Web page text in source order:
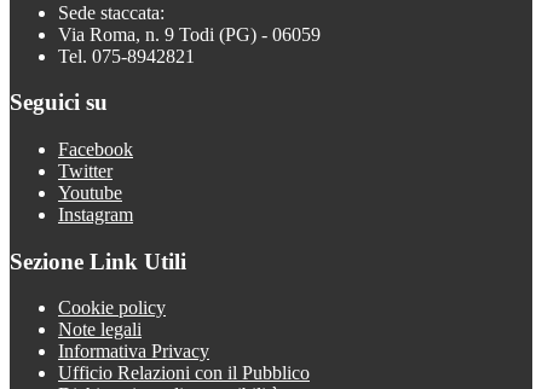
Sede staccata:
Via Roma, n. 9 Todi (PG) - 06059
Tel. 075-8942821
Seguici su
Facebook
Twitter
Youtube
Instagram
Sezione Link Utili
Cookie policy
Note legali
Informativa Privacy
Ufficio Relazioni con il Pubblico